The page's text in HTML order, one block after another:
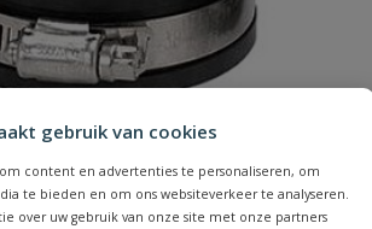
gebruik van cookies
content en advertenties te personaliseren, om
te bieden en om ons websiteverkeer te analyseren.
over uw gebruik van onze site met onze partners